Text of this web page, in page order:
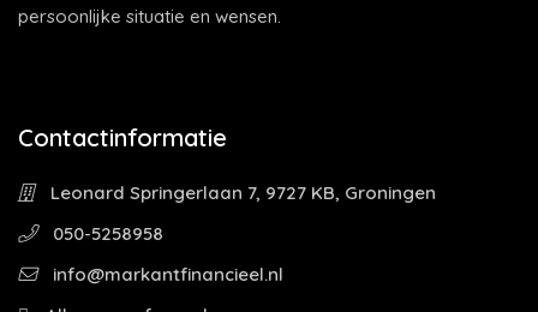
persoonlijke situatie en wensen.
Contactinformatie
Leonard Springerlaan 7, 9727 KB, Groningen
050-5258958
info@markantfinancieel.nl